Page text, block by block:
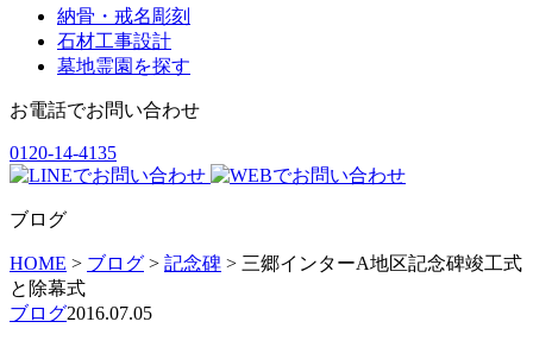
納骨・戒名彫刻
石材工事設計
墓地霊園を探す
お電話でお問い合わせ
0120-14-4135
ブログ
HOME > ブログ > 記念碑 > 三郷インターA地区記念碑竣工式
と除幕式
ブログ2016.07.05